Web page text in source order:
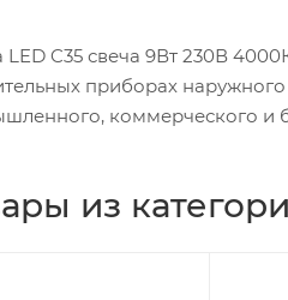
C35 свеча 9Вт 230В
приборах
коммерческого и
из